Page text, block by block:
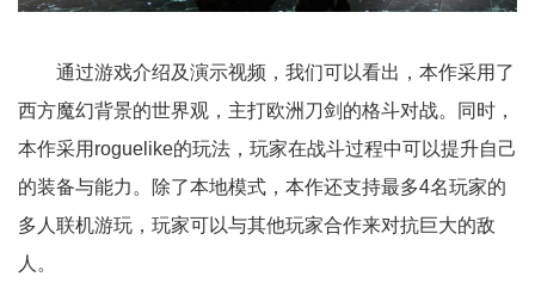
通过游戏介绍及演示视频，我们可以看出，本作采用了
西方魔幻背景的世界观，主打欧洲刀剑的格斗对战。同时，
本作采用roguelike的玩法，玩家在战斗过程中可以提升自己
的装备与能力。除了本地模式，本作还支持最多4名玩家的
多人联机游玩，玩家可以与其他玩家合作来对抗巨大的敌
人。